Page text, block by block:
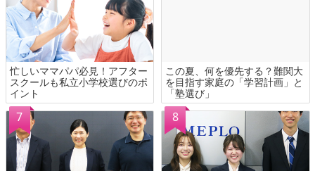
忙しいママパパ必見！アフター
スクールも私立小学校選びのポ
イント
この夏、何を優先する？難関大
を目指す家庭の「学習計画」と
「塾選び」